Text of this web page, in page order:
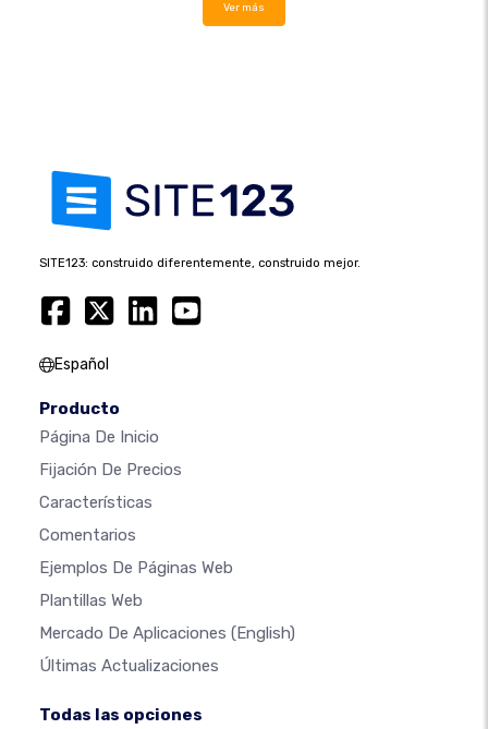
Ver más
SITE123: construido diferentemente, construido mejor.
Español
Producto
Página De Inicio
Fijación De Precios
Características
Comentarios
Ejemplos De Páginas Web
Plantillas Web
Mercado De Aplicaciones (English)
Últimas Actualizaciones
Todas las opciones